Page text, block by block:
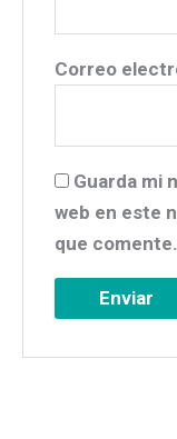
Correo
Guarda mi
web en este
que comente.